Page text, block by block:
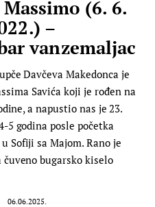
(6. 6.
–
vanzemaljac
Davčeva Makedonca je
Savića koji je rođen na
a napustio nas je 23.
5 godina posle početka
Sofiji sa Majom. Rano je
bugarsko kiselo
06.06.2025.